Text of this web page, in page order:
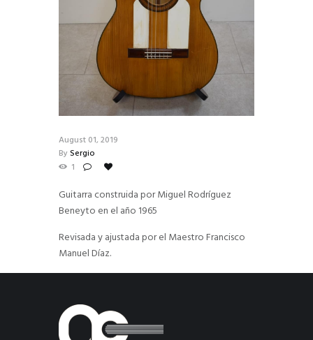
August 01, 2019
By Sergio
1
Guitarra construida por Miguel Rodríguez
Beneyto en el año 1965
Revisada y ajustada por el Maestro Francisco
Manuel Díaz.